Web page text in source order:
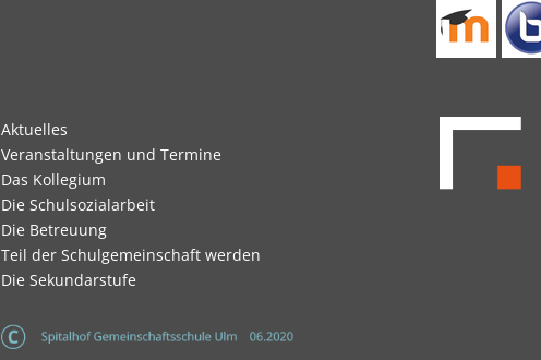
Navigation
überspringen
Aktuelles
Veranstaltungen und Termine
Das Kollegium
Die Schulsozialarbeit
Die Betreuung
Teil der Schulgemeinschaft werden
Die Sekundarstufe